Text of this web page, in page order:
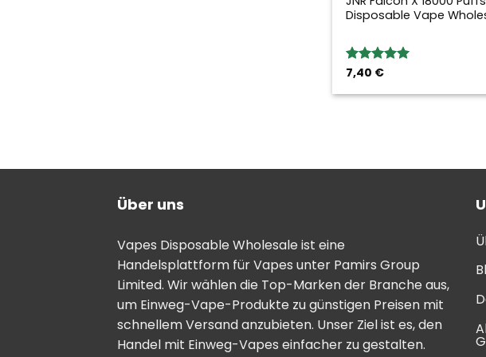
Disposable Vape
Bewertung:
7,40 €
Über uns
Vapes Disposable Wholesale ist eine
Handelsplattform für Vapes unter Pamirs Group
Limited. Wir wählen die Top-Marken der Branche aus,
um Einweg-Vape-Produkte zu günstigen Preisen mit
schnellem Versand anzubieten. Unser Ziel ist es, den
Handel mit Einweg-Vapes einfacher zu gestalten.